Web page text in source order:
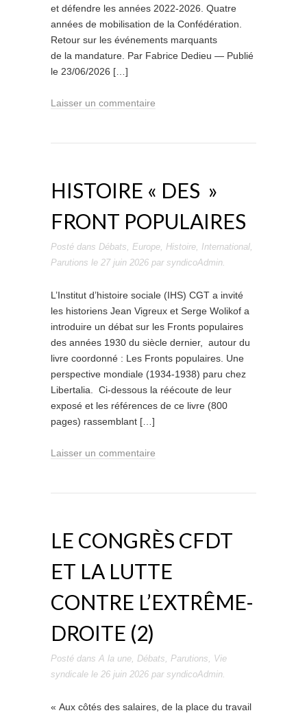
et défendre les années 2022-2026. Quatre
années de mobilisation de la Confédération.
Retour sur les événements marquants
de la mandature. Par Fabrice Dedieu — Publié
le 23/06/2026 […]
Laisser un commentaire
HISTOIRE « DES »
FRONT POPULAIRES
Posté dans Débats, Europe, Histoire, International,
Parutions le 27 juin 2026 par syndicoAdmin.
L’Institut d’histoire sociale (IHS) CGT a invité
les historiens Jean Vigreux et Serge Wolikof a
introduire un débat sur les Fronts populaires
des années 1930 du siècle dernier, autour du
livre coordonné : Les Fronts populaires. Une
perspective mondiale (1934-1938) paru chez
Libertalia. Ci-dessous la réécoute de leur
exposé et les références de ce livre (800
pages) rassemblant […]
Laisser un commentaire
LE CONGRÈS CFDT
ET LA LUTTE
CONTRE L’EXTRÊME-
DROITE (2)
Posté dans A la une, Débats, Parutions, Vie
syndicale le 26 juin 2026 par syndicoAdmin.
« Aux côtés des salaires, de la place du travail